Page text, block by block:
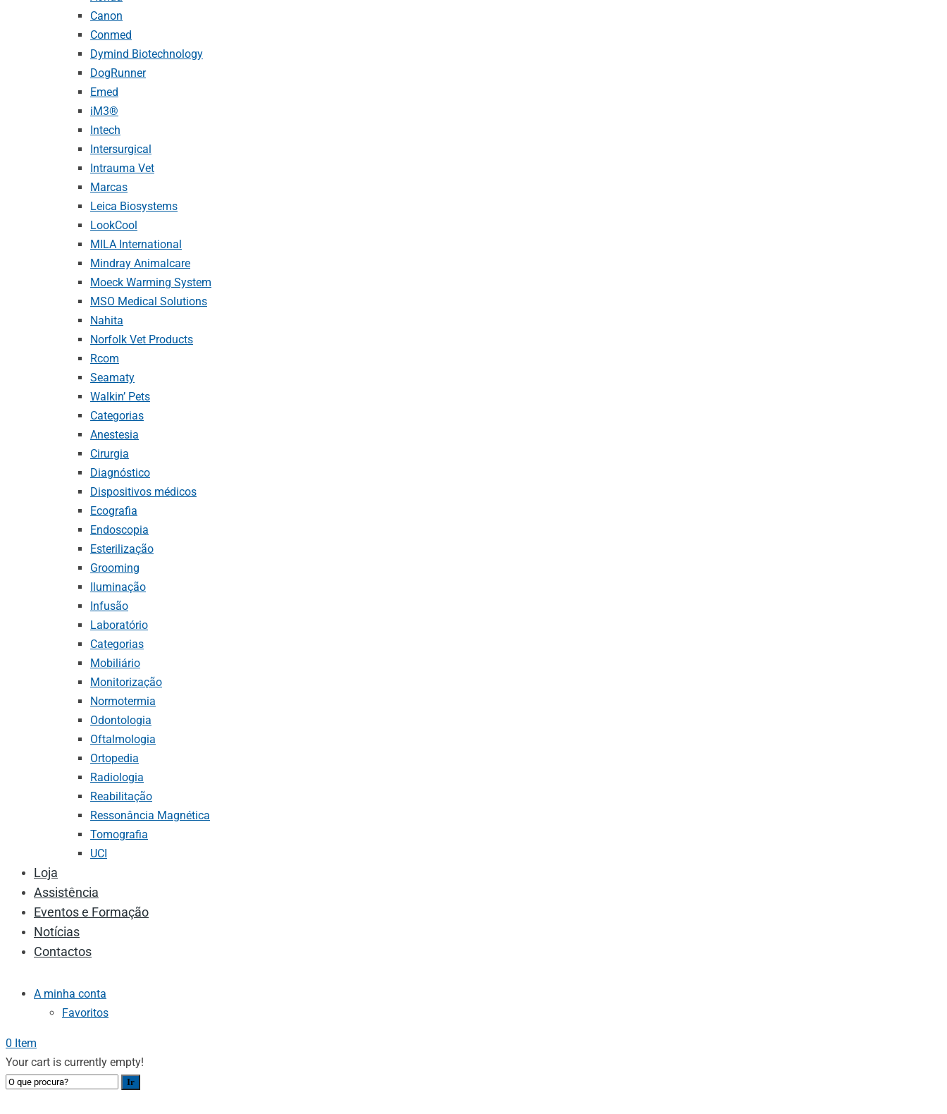
Canon
Conmed
Dymind Biotechnology
DogRunner
Emed
iM3®️
Intech
Intersurgical
Intrauma Vet
Marcas
Leica Biosystems
LookCool
MILA International
Mindray Animalcare
Moeck Warming System
MSO Medical Solutions
Nahita
Norfolk Vet Products
Rcom
Seamaty
Walkin’ Pets
Categorias
Anestesia
Cirurgia
Diagnóstico
Dispositivos médicos
Ecografia
Endoscopia
Esterilização
Grooming
Iluminação
Infusão
Laboratório
Categorias
Mobiliário
Monitorização
Normotermia
Odontologia
Oftalmologia
Ortopedia
Radiologia
Reabilitação
Ressonância Magnética
Tomografia
UCI
Loja
Assistência
Eventos e Formação
Notícias
Contactos
A minha conta
Favoritos
0 Item
Your cart is currently empty!